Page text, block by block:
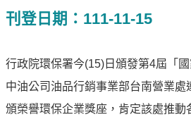
明
油
誠
信
治
刊登日期：111-11-15
行政院環保署今(15)日頒發第4屆「
中油公司油品行銷事業部台南營業處
頒榮譽環保企業獎座，肯定該處推動